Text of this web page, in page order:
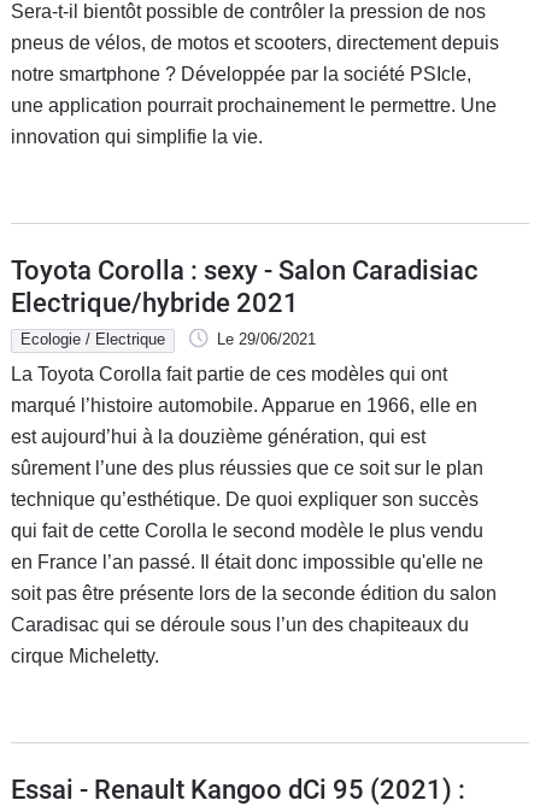
Sera-t-il bientôt possible de contrôler la pression de nos
pneus de vélos, de motos et scooters, directement depuis
notre smartphone ? Développée par la société PSIcle,
une application pourrait prochainement le permettre. Une
innovation qui simplifie la vie.
Toyota Corolla : sexy - Salon Caradisiac
Electrique/hybride 2021
Ecologie / Electrique Le 29/06/2021
La Toyota Corolla fait partie de ces modèles qui ont
marqué l’histoire automobile. Apparue en 1966, elle en
est aujourd’hui à la douzième génération, qui est
sûrement l’une des plus réussies que ce soit sur le plan
technique qu’esthétique. De quoi expliquer son succès
qui fait de cette Corolla le second modèle le plus vendu
en France l’an passé. Il était donc impossible qu'elle ne
soit pas être présente lors de la seconde édition du salon
Caradisac qui se déroule sous l’un des chapiteaux du
cirque Micheletty.
Essai - Renault Kangoo dCi 95 (2021) :